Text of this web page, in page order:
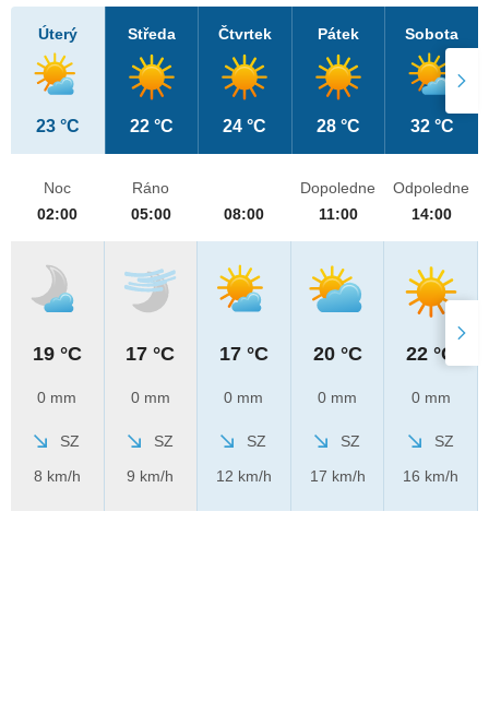
Úterý
23 °C
Středa
22 °C
Čtvrtek
24 °C
Pátek
28 °C
Sobota
32 °C
Noc
02:00
19 °C
0 mm
SZ
8 km/h
Ráno
05:00
17 °C
0 mm
SZ
9 km/h
08:00
17 °C
0 mm
SZ
12 km/h
Dopoledne
11:00
20 °C
0 mm
SZ
17 km/h
Odpoledne
14:00
22 °C
0 mm
SZ
16 km/h